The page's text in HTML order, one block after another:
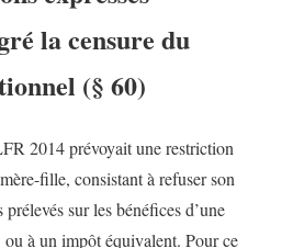
la censure du
(§ 60)
2014 prévoyait une restriction
fille, consistant à refuser son
sur les bénéfices d’une
à un impôt équivalent. Pour ce